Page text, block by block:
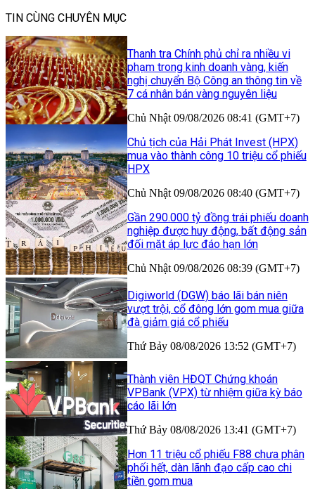
TIN CÙNG CHUYÊN MỤC
Thanh tra Chính phủ chỉ ra nhiều vi
phạm trong kinh doanh vàng, kiến
nghị chuyển Bộ Công an thông tin về
7 cá nhân bán vàng nguyên liệu
Chủ Nhật 09/08/2026 08:41 (GMT+7)
Chủ tịch của Hải Phát Invest (HPX)
mua vào thành công 10 triệu cổ phiếu
HPX
Chủ Nhật 09/08/2026 08:40 (GMT+7)
Gần 290.000 tỷ đồng trái phiếu doanh
nghiệp được huy động, bất động sản
đối mặt áp lực đáo hạn lớn
Chủ Nhật 09/08/2026 08:39 (GMT+7)
Digiworld (DGW) báo lãi bán niên
vượt trội, cổ đông lớn gom mua giữa
đà giảm giá cổ phiếu
Thứ Bảy 08/08/2026 13:52 (GMT+7)
Thành viên HĐQT Chứng khoán
VPBank (VPX) từ nhiệm giữa kỳ báo
cáo lãi lớn
Thứ Bảy 08/08/2026 13:41 (GMT+7)
Hơn 11 triệu cổ phiếu F88 chưa phân
phối hết, dàn lãnh đạo cấp cao chi
tiền gom mua